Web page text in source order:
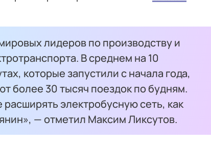
лидеров по производству и
В среднем на 10
которые запустили с начала года,
более 30 тысяч поездок по будням.
электробусную сеть, как
— отметил Максим Ликсутов.